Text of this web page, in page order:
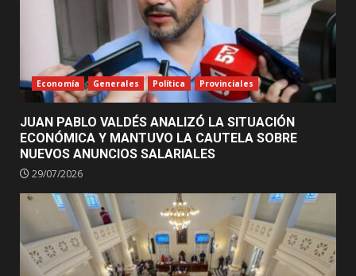
Economía Generales Política Provinciales
JUAN PABLO VALDÉS ANALIZÓ LA SITUACIÓN
ECONÓMICA Y MANTUVO LA CAUTELA SOBRE
NUEVOS ANUNCIOS SALARIALES
29/07/2026